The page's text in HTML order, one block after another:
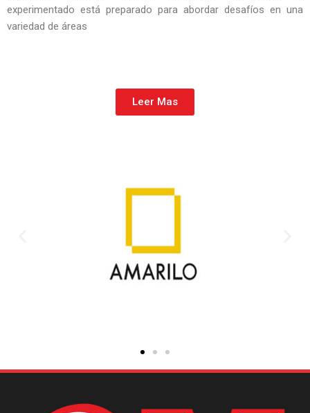
experimentado está preparado para abordar desafíos en una
variedad de áreas
Leer Mas